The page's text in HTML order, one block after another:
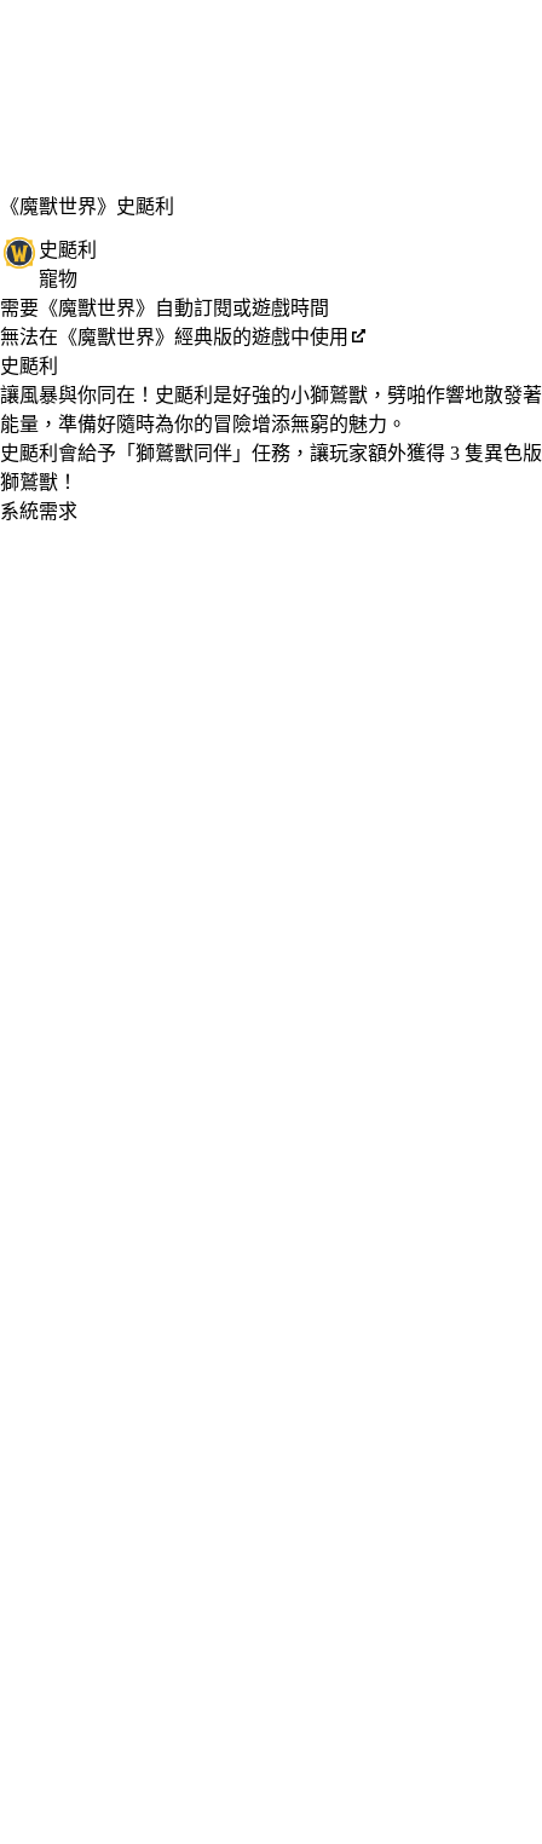
《魔獸世界》 史颳利
史颳利
寵物
價格
Available actions
需要《魔獸世界》自動訂閱或遊戲時間
無法在《魔獸世界》經典版的遊戲中使用
史颳利
讓風暴與你同在！史颳利是好強的小獅鷲獸，劈啪作響地散發著
能量，準備好隨時為你的冒險增添無窮的魅力。
史颳利會給予「獅鷲獸同伴」任務，讓玩家額外獲得 3 隻異色版
獅鷲獸！
系統需求